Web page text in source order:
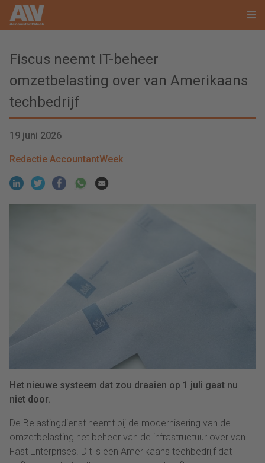
Fiscus neemt IT-beheer
omzetbelasting over van Amerikaans
techbedrijf
19 juni 2026
Redactie AccountantWeek
Het nieuwe systeem dat zou draaien op 1 juli gaat nu
niet door.
De Belastingdienst neemt bij de modernisering van de
omzetbelasting het beheer van de infrastructuur over van
Fast Enterprises. Dit is een Amerikaans techbedrijf dat